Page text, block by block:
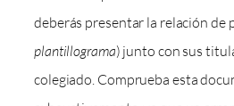
deberás presentar la relación de
plantillograma) junto con sus
colegiado. Comprueba esta